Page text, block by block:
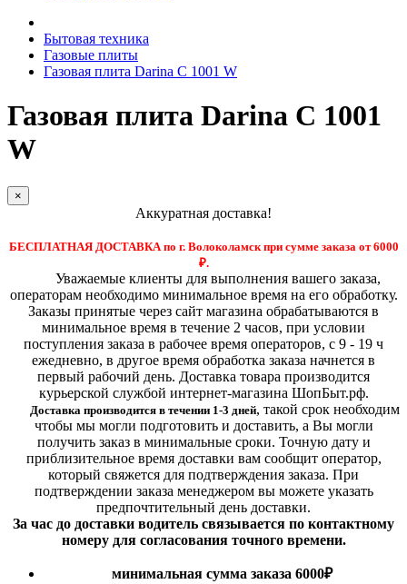
Бытовая техника
Газовые плиты
Газовая плита Darina C 1001 W
Газовая плита Darina C 1001
W
×
Аккуратная доставка!
БЕСПЛАТНАЯ ДОСТАВКА по г. Волоколамск при сумме заказа от 6000
₽.
Уважаемые клиенты для выполнения вашего заказа,
операторам необходимо минимальное время на его обработку.
Заказы принятые через сайт магазина обрабатываются в
минимальное время в течение 2 часов, при условии
поступления заказа в рабочее время операторов, с 9 - 19 ч
ежедневно, в другое время обработка заказа начнется в
первый рабочий день. Доставка товара производится
курьерской службой интернет-магазина ШопБыт.рф.
Доставка производится в течении 1-3 дней, такой срок необходим
чтобы мы могли подготовить и доставить, а Вы могли
получить заказ в минимальные сроки. Точную дату и
приблизительное время доставки вам сообщит оператор,
который свяжется для подтверждения заказа. При
подтверждении заказа менеджером вы можете указать
предпочтительный день доставки.
За час до доставки водитель связывается по контактному
номеру для согласования точного времени.
минимальная сумма заказа 6000₽